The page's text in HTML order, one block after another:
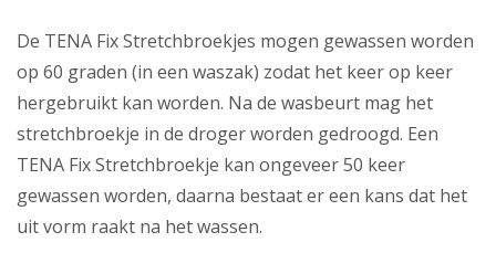
De TENA Fix Stretchbroekjes mogen gewassen worden
op 60 graden (in een waszak) zodat het keer op keer
hergebruikt kan worden. Na de wasbeurt mag het
stretchbroekje in de droger worden gedroogd. Een
TENA Fix Stretchbroekje kan ongeveer 50 keer
gewassen worden, daarna bestaat er een kans dat het
uit vorm raakt na het wassen.